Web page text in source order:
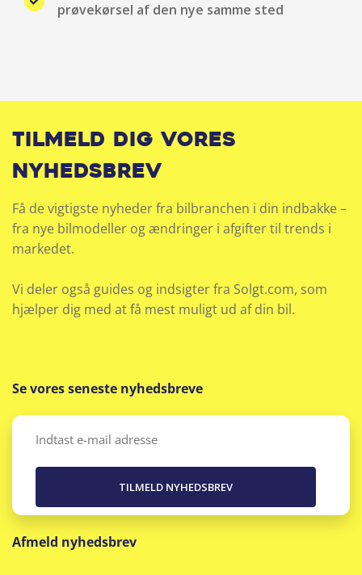
Touchskærm
USB-C tilslutning
prøvekørsel af den nye samme sted
Tilmeld dig vores
nyhedsbrev
Få de vigtigste nyheder fra bilbranchen i din indbakke –
fra nye bilmodeller og ændringer i afgifter til trends i
markedet.
Vi deler også guides og indsigter fra Solgt.com, som
hjælper dig med at få mest muligt ud af din bil.
Se vores seneste nyhedsbreve
Email
Afmeld nyhedsbrev